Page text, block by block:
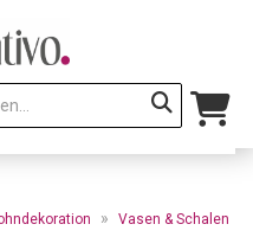
» Vasen & Schalen